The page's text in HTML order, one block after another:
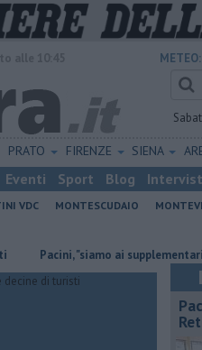
METEO:
PRATO FIRENZE SIENA
Eventi Sport Blog
VDC MONTESCUDAIO
"siamo ai supplementari, per